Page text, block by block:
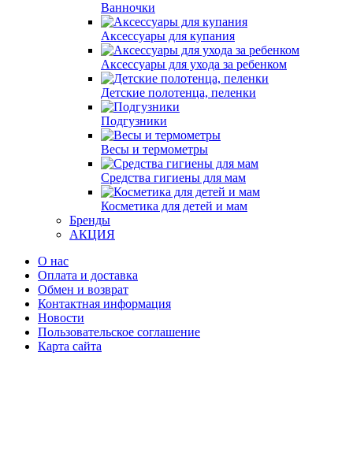
Ванночки
Аксессуары для купания
Аксессуары для ухода за ребенком
Детские полотенца, пеленки
Подгузники
Весы и термометры
Средства гигиены для мам
Косметика для детей и мам
Бренды
АКЦИЯ
О нас
Оплата и доставка
Обмен и возврат
Контактная информация
Новости
Пользовательское соглашение
Карта сайта